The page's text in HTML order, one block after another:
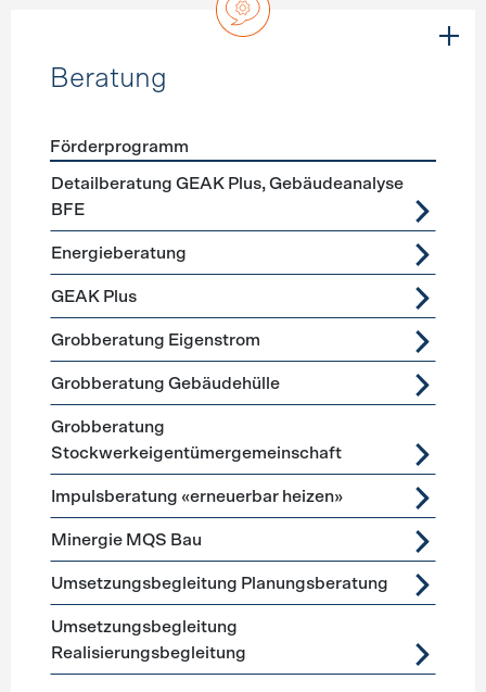
Beratung
Förderprogramme Beratung
Förderprogramm
Detailberatung GEAK Plus, Gebäudeanalyse
BFE
Energieberatung
GEAK Plus
Grobberatung Eigenstrom
Grobberatung Gebäudehülle
Grobberatung
Stockwerkeigentümergemeinschaft
Impulsberatung «erneuerbar heizen»
Minergie MQS Bau
Umsetzungsbegleitung Planungsberatung
Umsetzungsbegleitung
Realisierungsbegleitung